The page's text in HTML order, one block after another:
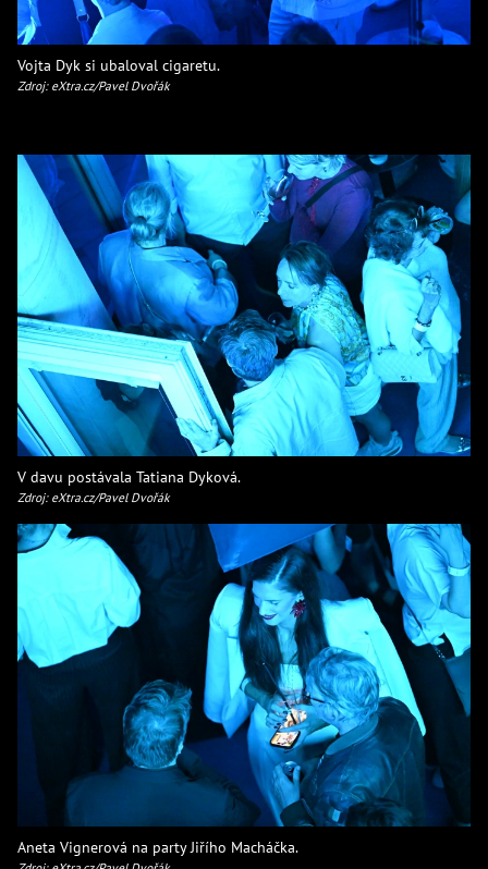
Vojta Dyk si ubaloval cigaretu.
Zdroj: eXtra.cz/Pavel Dvořák
V davu postávala Tatiana Dyková.
Zdroj: eXtra.cz/Pavel Dvořák
Aneta Vignerová na party Jiřího Macháčka.